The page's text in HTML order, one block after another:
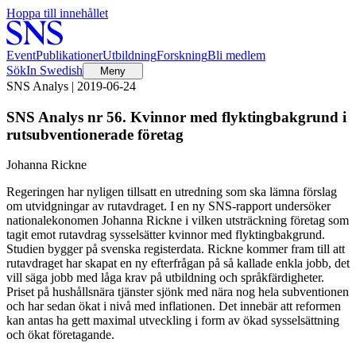
Hoppa till innehållet
EventPublikationerUtbildningForskningBli medlem
SökIn Swedish Meny
SNS Analys | 2019-06-24
SNS Analys nr 56. Kvinnor med flyktingbakgrund i
rutsubventionerade företag
Johanna Rickne
Regeringen har nyligen tillsatt en utredning som ska lämna förslag
om utvidgningar av rutavdraget. I en ny SNS-rapport undersöker
nationalekonomen Johanna Rickne i vilken utsträckning företag som
tagit emot rutavdrag sysselsätter kvinnor med flyktingbakgrund.
Studien bygger på svenska registerdata. Rickne kommer fram till att
rutavdraget har skapat en ny efterfrågan på så kallade enkla jobb, det
vill säga jobb med låga krav på utbildning och språkfärdigheter.
Priset på hushållsnära tjänster sjönk med nära nog hela subventionen
och har sedan ökat i nivå med inflationen. Det innebär att reformen
kan antas ha gett maximal utveckling i form av ökad sysselsättning
och ökat företagande.